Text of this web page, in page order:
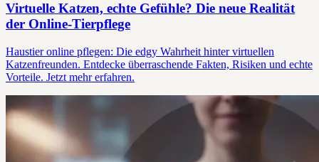
Virtuelle Katzen, echte Gefühle? Die neue Realität
der Online-Tierpflege
Haustier online pflegen: Die edgy Wahrheit hinter virtuellen
Katzenfreunden. Entdecke überraschende Fakten, Risiken und echte
Vorteile. Jetzt mehr erfahren.